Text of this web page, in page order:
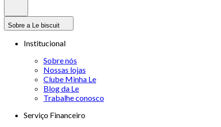
Sobre a Le biscuit
Institucional
Sobre nós
Nossas lojas
Clube Minha Le
Blog da Le
Trabalhe conosco
Serviço Financeiro